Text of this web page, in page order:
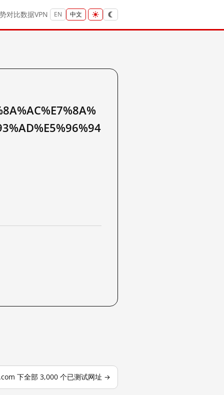
对比数据VPN EN 中文
下全部 3,000 个已测试网址 →